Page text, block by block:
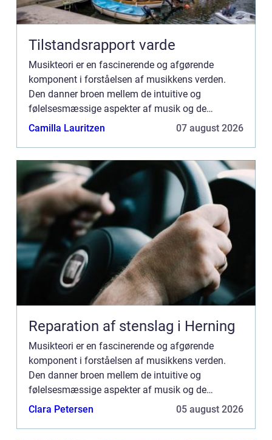
Tilstandsrapport varde
Musikteori er en fascinerende og afgørende
komponent i forståelsen af musikkens verden.
Den danner broen mellem de intuitive og
følelsesmæssige aspekter af musik og de
tekniske og videnskabelige principper, som musik
Camilla Lauritzen 07 august 2026
Reparation af stenslag i Herning
Musikteori er en fascinerende og afgørende
komponent i forståelsen af musikkens verden.
Den danner broen mellem de intuitive og
følelsesmæssige aspekter af musik og de
tekniske og videnskabelige principper, som musik
Clara Petersen 05 august 2026